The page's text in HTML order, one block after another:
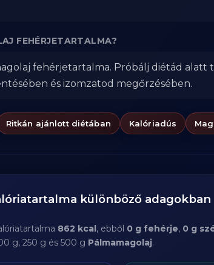
FEHÉRJETARTALMA?
fehérjetartalma. Próbálj diétád
és izomzatod megőrzésében.
Ritkán ajánlott diétában Kalóriadús
különböző adagokban
862 kcal, ebből 0 g fehérje, 0 g
g, 250 g és 500 g Pálmamagolaj.